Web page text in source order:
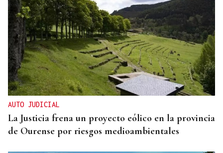
GUERRA DE UCRANIA
Rusia cifra en 640 los civiles muertos durante la
incursión ucraniana en Kursk
AUTO JUDICIAL
La Justicia frena un proyecto eólico en la provincia
de Ourense por riesgos medioambientales